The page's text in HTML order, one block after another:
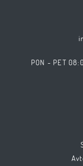
PON - PET